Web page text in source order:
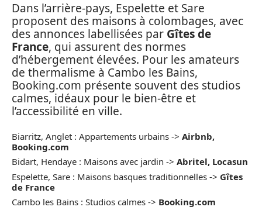
Dans l’arrière-pays, Espelette et Sare
proposent des maisons à colombages, avec
des annonces labellisées par Gîtes de
France, qui assurent des normes
d’hébergement élevées. Pour les amateurs
de thermalisme à Cambo les Bains,
Booking.com présente souvent des studios
calmes, idéaux pour le bien-être et
l’accessibilité en ville.
Biarritz, Anglet : Appartements urbains -> Airbnb,
Booking.com
Bidart, Hendaye : Maisons avec jardin -> Abritel, Locasun
Espelette, Sare : Maisons basques traditionnelles -> Gîtes
de France
Cambo les Bains : Studios calmes -> Booking.com